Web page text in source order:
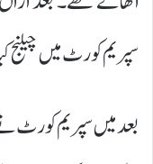
سپریم کورٹ میں چیلنج
بعد میں سپریم کورٹ